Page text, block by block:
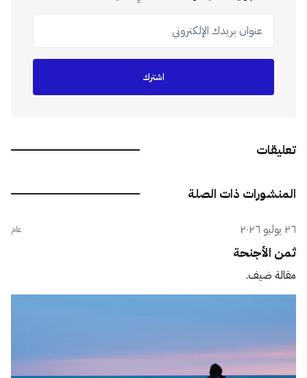
عنوان بريدك الإلكتروني
اشترك
تعليقات
المنشورات ذات الصلة
٢٦ يوليو ٢٠٢٦ عام
ثمن الأجنحة
مقالة ضيف.